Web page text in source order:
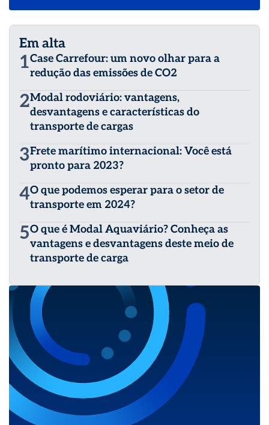
Em alta
1Case Carrefour: um novo olhar para a
redução das emissões de CO2
2Modal rodoviário: vantagens,
desvantagens e características do
transporte de cargas
3Frete marítimo internacional: Você está
pronto para 2023?
4O que podemos esperar para o setor de
transporte em 2024?
5O que é Modal Aquaviário? Conheça as
vantagens e desvantagens deste meio de
transporte de carga